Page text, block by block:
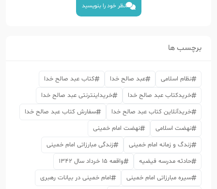
نظر خود را بنویسید
برچسب ها
نظام اسلامی عبد صالح خدا
کتاب عبد صالح خدا
خریدکتاب عبد صالح خدا
خریداینترنتی عبد صالح خدا
خریدآنلاین کتاب عبد صالح خدا
سفارش کتاب عبد صالح خدا
نهضت اسلامی
نهضت امام خمینی
زندگ و زمانه امام خمینی
زندگی مبارزاتی امام خمینی
حادثه مدرسه فیضیه
واقعه 15 خرداد سال 1342
سیره مبارزاتی امام خمینی
امام خمینی در بیانات رهبری